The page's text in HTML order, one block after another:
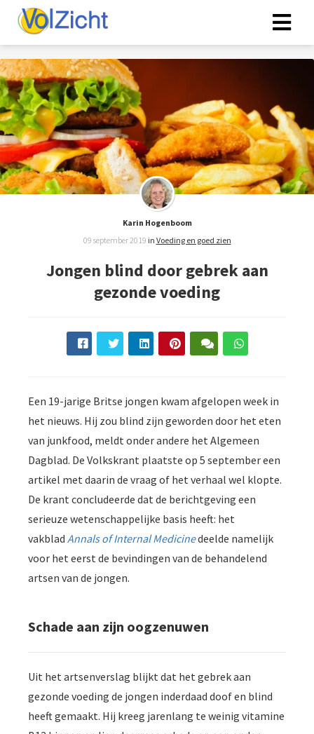
Karin Hogenboom
09 september 2019 in Voeding en goed zien
Jongen blind door gebrek aan
gezonde voeding
Een 19-jarige Britse jongen kwam afgelopen week in
het nieuws. Hij zou blind zijn geworden door het eten
van junkfood, meldt onder andere het Algemeen
Dagblad. De Volkskrant plaatste op 5 september een
artikel met daarin de vraag of het verhaal wel klopte.
De krant concludeerde dat de berichtgeving een
serieuze wetenschappelijke basis heeft: het
vakblad Annals of Internal Medicinedeelde namelijk
voor het eerst de bevindingen van de behandelend
artsen van de jongen.
Schade aan zijn oogzenuwen
Uit het artsenverslag blijkt dat het gebrek aan
gezonde voeding de jongen inderdaad doof en blind
heeft gemaakt. Hij kreeg jarenlang te weinig vitamine